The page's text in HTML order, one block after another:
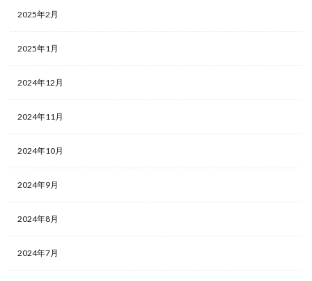
2025年2月
2025年1月
2024年12月
2024年11月
2024年10月
2024年9月
2024年8月
2024年7月